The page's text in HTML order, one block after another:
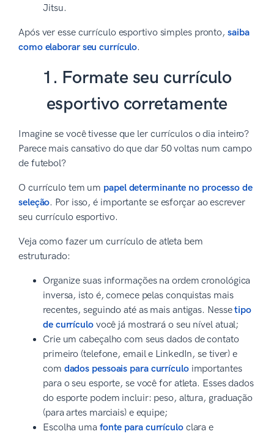
Jitsu.
Após ver esse currículo esportivo simples pronto, saiba
como elaborar seu currículo.
1. Formate seu currículo
esportivo corretamente
Imagine se você tivesse que ler currículos o dia inteiro?
Parece mais cansativo do que dar 50 voltas num campo
de futebol?
O currículo tem um papel determinante no processo de
seleção. Por isso, é importante se esforçar ao escrever
seu currículo esportivo.
Veja como fazer um currículo de atleta bem
estruturado:
Organize suas informações na ordem cronológica
inversa, isto é, comece pelas conquistas mais
recentes, seguindo até as mais antigas. Nessetipo
de currículovocê já mostrará o seu nível atual;
Crie um cabeçalho com seus dados de contato
primeiro (telefone, email e LinkedIn, se tiver) e
com dados pessoais para currículoimportantes
para o seu esporte, se você for atleta. Esses dados
do esporte podem incluir: peso, altura, graduação
(para artes marciais) e equipe;
Escolha uma fonte para currículoclara e